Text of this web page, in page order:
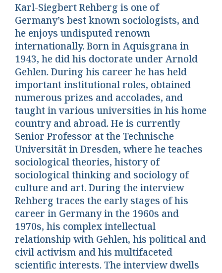
Karl-Siegbert Rehberg is one of
Germany’s best known sociologists, and
he enjoys undisputed renown
internationally. Born in Aquisgrana in
1943, he did his doctorate under Arnold
Gehlen. During his career he has held
important institutional roles, obtained
numerous prizes and accolades, and
taught in various universities in his home
country and abroad. He is currently
Senior Professor at the Technische
Universität in Dresden, where he teaches
sociological theories, history of
sociological thinking and sociology of
culture and art. During the interview
Rehberg traces the early stages of his
career in Germany in the 1960s and
1970s, his complex intellectual
relationship with Gehlen, his political and
civil activism and his multifaceted
scientific interests. The interview dwells